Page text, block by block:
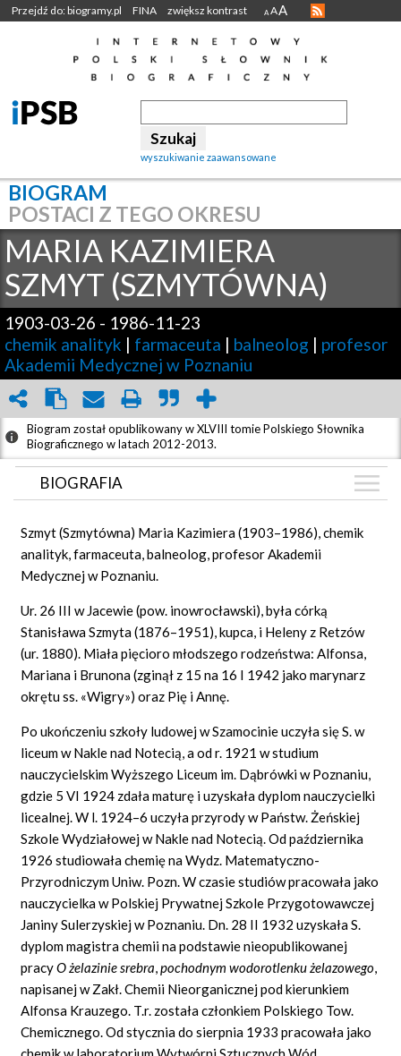
Przejdź do: biogramy.pl FINA zwiększ kontrast A AA
wyszukiwanie zaawansowane
BIOGRAM
POSTACI Z TEGO OKRESU
MARIA KAZIMIERA
SZMYT (SZMYTÓWNA)
1903-03-26 - 1986-11-23
chemik analityk | farmaceuta | balneolog | profesor
Akademii Medycznej w Poznaniu
Biogram został opublikowany w XLVIII tomie Polskiego Słownika
Biograficznego w latach 2012-2013.
BIOGRAFIA
GRAF POWIĄZAŃ
DYSKUSJA
Mapa
Szmyt (Szmytówna) Maria Kazimiera (1903–1986), chemik
analityk, farmaceuta, balneolog, profesor Akademii
Medycznej w Poznaniu.
Ur. 26 III w Jacewie (pow. inowrocławski), była córką
Stanisława Szmyta (1876–1951), kupca, i Heleny z Retzów
(ur. 1880). Miała pięcioro młodszego rodzeństwa: Alfonsa,
Mariana i Brunona (zginął z 15 na 16 I 1942 jako marynarz
okrętu ss. «Wigry») oraz Pię i Annę.
Po ukończeniu szkoły ludowej w Szamocinie uczyła się S. w
liceum w Nakle nad Notecią, a od r. 1921 w studium
nauczycielskim Wyższego Liceum im. Dąbrówki w Poznaniu,
gdzie 5 VI 1924 zdała maturę i uzyskała dyplom nauczycielki
licealnej. W l. 1924–6 uczyła przyrody w Państw. Żeńskiej
Szkole Wydziałowej w Nakle nad Notecią. Od października
1926 studiowała chemię na Wydz. Matematyczno-
Przyrodniczym Uniw. Pozn. W czasie studiów pracowała jako
nauczycielka w Polskiej Prywatnej Szkole Przygotowawczej
Janiny Sulerzyskiej w Poznaniu. Dn. 28 II 1932 uzyskała S.
dyplom magistra chemii na podstawie nieopublikowanej
pracyO żelazinie srebra,pochodnym wodorotlenku żelazowego,
napisanej w Zakł. Chemii Nieorganicznej pod kierunkiem
Alfonsa Krauzego. T.r. została członkiem Polskiego Tow.
Chemicznego. Od stycznia do sierpnia 1933 pracowała jako